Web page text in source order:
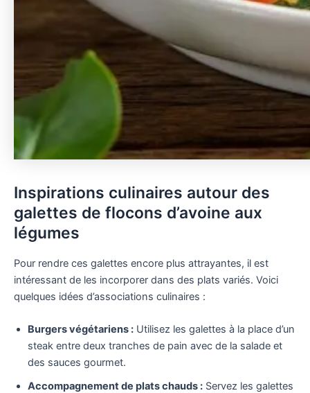
Inspirations culinaires autour des
galettes de flocons d’avoine aux
légumes
Pour rendre ces galettes encore plus attrayantes, il est
intéressant de les incorporer dans des plats variés. Voici
quelques idées d’associations culinaires :
Burgers végétariens : Utilisez les galettes à la place d’un
steak entre deux tranches de pain avec de la salade et
des sauces gourmet.
Accompagnement de plats chauds : Servez les galettes